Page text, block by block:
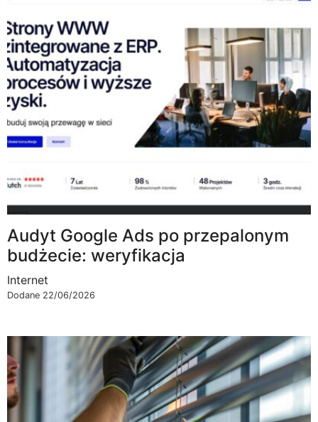
Audyt Google Ads po przepalonym
budżecie: weryfikacja
Internet
Dodane 22/06/2026